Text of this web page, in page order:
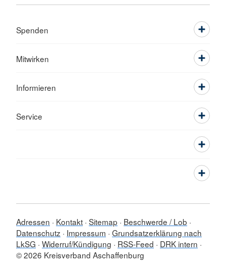
Spenden
Mitwirken
Informieren
Service
Adressen Kontakt Sitemap
Beschwerde / Lob
Datenschutz
Impressum Grundsatzerklärung nach
LkSG Widerruf/Kündigung RSS-Feed
DRK intern
© 2026 Kreisverband Aschaffenburg